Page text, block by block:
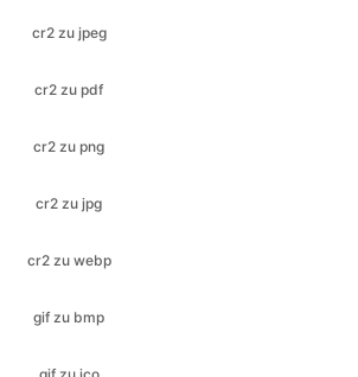
cr2 zu png
cr2 zu jpg
cr2 zu webp
gif zu bmp
gif zu jfif